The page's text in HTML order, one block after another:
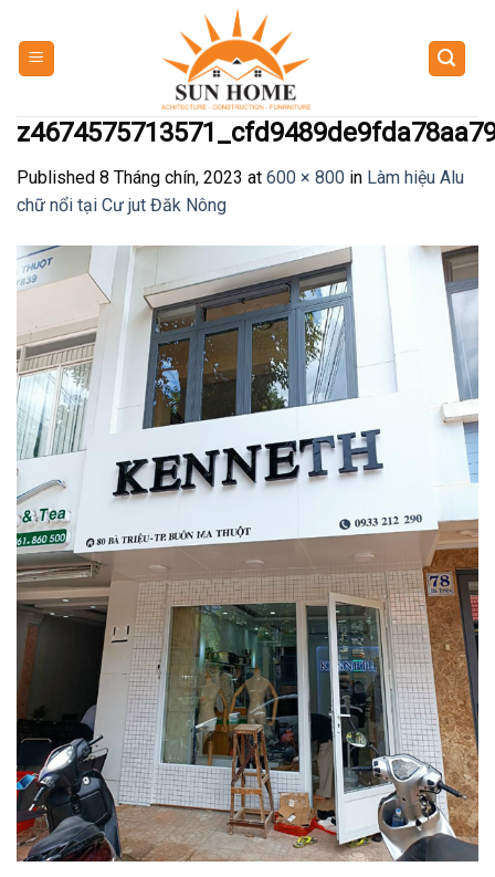
content
Published 8 Tháng chín, 2023 at 600 × 800 in Làm hiệu Alu
chữ nổi tại Cư jut Đăk Nông